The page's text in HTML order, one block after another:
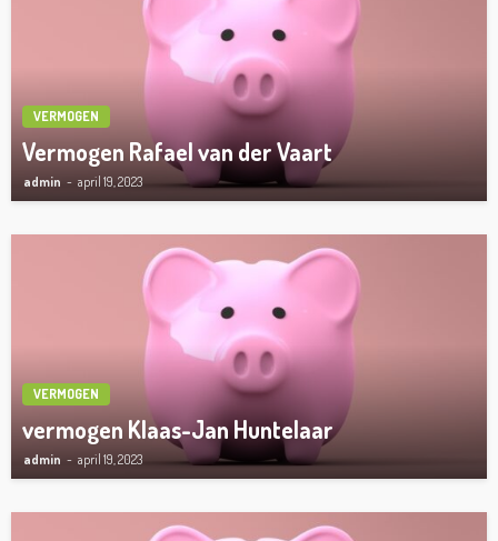
VERMOGEN
Vermogen Rafael van der Vaart
admin april 19, 2023
VERMOGEN
vermogen Klaas-Jan Huntelaar
admin april 19, 2023